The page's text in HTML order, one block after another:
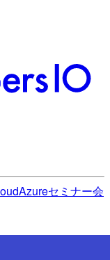
Azureセミナー会